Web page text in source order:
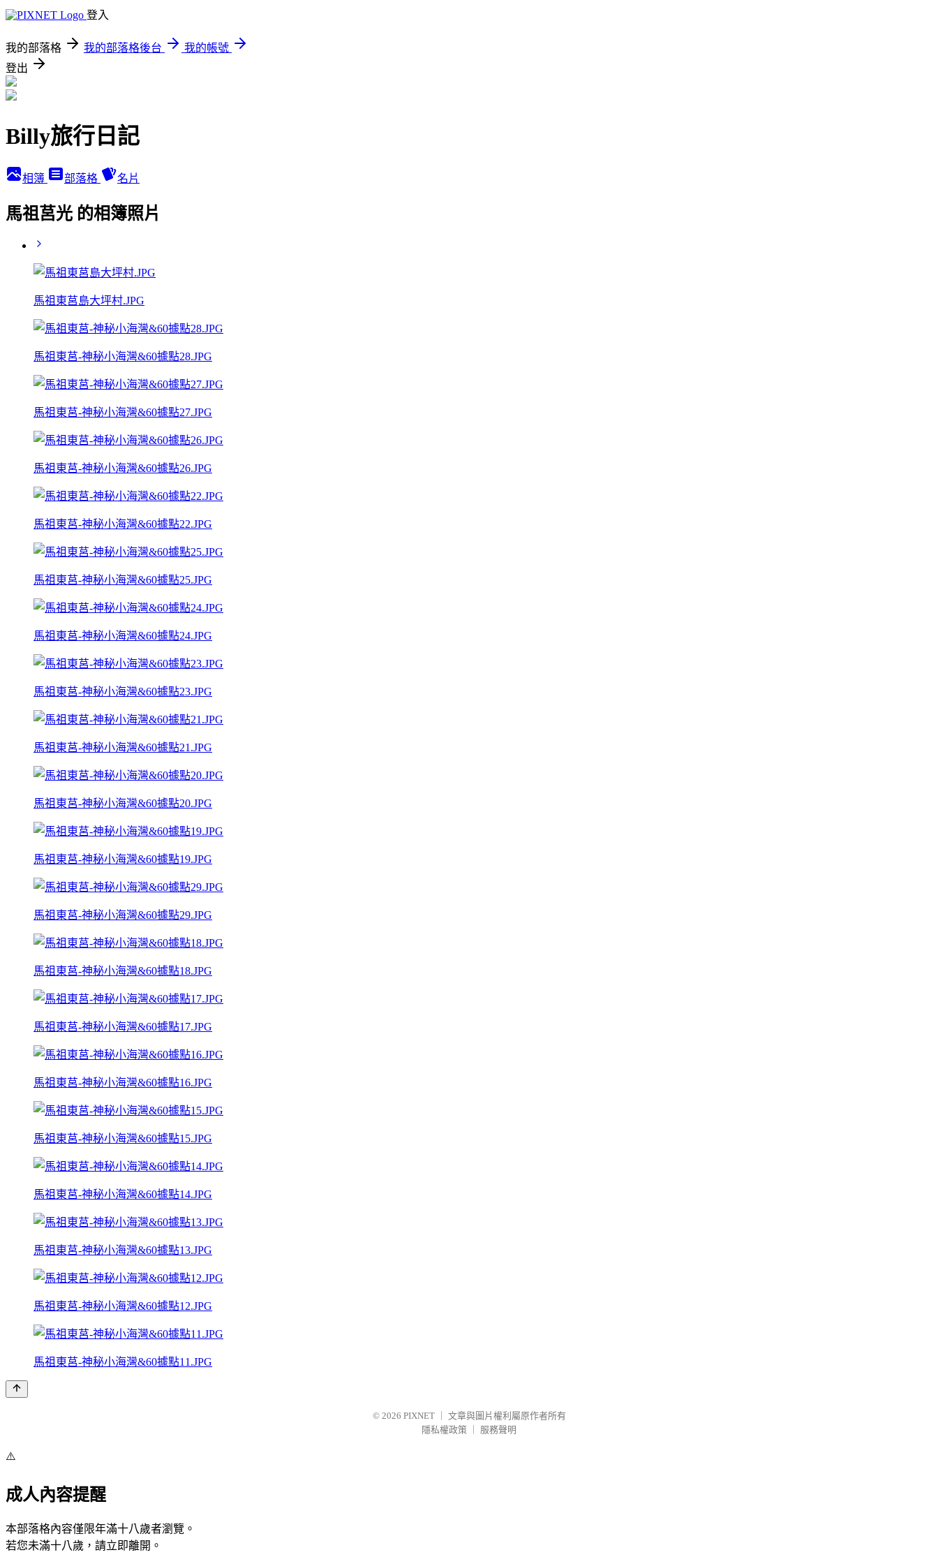
登入
我的部落格 我的部落格後台
我的帳號
登出
Billy旅行日記
相簿 部落格 名片
馬祖莒光 的相簿照片
馬祖東莒島大坪村.JPG
馬祖東莒-神秘小海灣&60據點28.JPG
馬祖東莒-神秘小海灣&60據點27.JPG
馬祖東莒-神秘小海灣&60據點26.JPG
馬祖東莒-神秘小海灣&60據點22.JPG
馬祖東莒-神秘小海灣&60據點25.JPG
馬祖東莒-神秘小海灣&60據點24.JPG
馬祖東莒-神秘小海灣&60據點23.JPG
馬祖東莒-神秘小海灣&60據點21.JPG
馬祖東莒-神秘小海灣&60據點20.JPG
馬祖東莒-神秘小海灣&60據點19.JPG
馬祖東莒-神秘小海灣&60據點29.JPG
馬祖東莒-神秘小海灣&60據點18.JPG
馬祖東莒-神秘小海灣&60據點17.JPG
馬祖東莒-神秘小海灣&60據點16.JPG
馬祖東莒-神秘小海灣&60據點15.JPG
馬祖東莒-神秘小海灣&60據點14.JPG
馬祖東莒-神秘小海灣&60據點13.JPG
馬祖東莒-神秘小海灣&60據點12.JPG
馬祖東莒-神秘小海灣&60據點11.JPG
© 2026 PIXNET
文章與圖片權利屬原作者所有
隱私權政策
服務聲明
⚠️
成人內容提醒
本部落格內容僅限年滿十八歲者瀏覽。
若您未滿十八歲，請立即離開。